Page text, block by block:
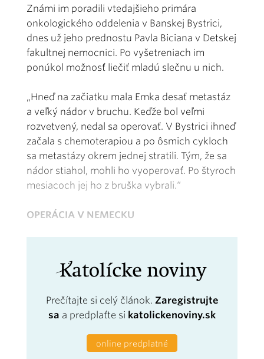
Známi im poradili vtedajšieho primára
onkologického oddelenia v Banskej Bystrici,
dnes už jeho prednostu Pavla Biciana v Detskej
fakultnej nemocnici. Po vyšetreniach im
ponúkol možnosť liečiť mladú slečnu u nich.
„Hneď na začiatku mala Emka desať metastáz
a veľký nádor v bruchu. Keďže bol veľmi
rozvetvený, nedal sa operovať. V Bystrici ihneď
začala s chemoterapiou a po ôsmich cykloch
sa metastázy okrem jednej stratili. Tým, že sa
nádor stiahol, mohli ho vyoperovať. Po štyroch
mesiacoch jej ho z bruška vybrali.“
OPERÁCIA V NEMECKU
Prečítajte si celý článok. Zaregistrujte
sa a predplaťte si katolickenoviny.sk
online predplatné